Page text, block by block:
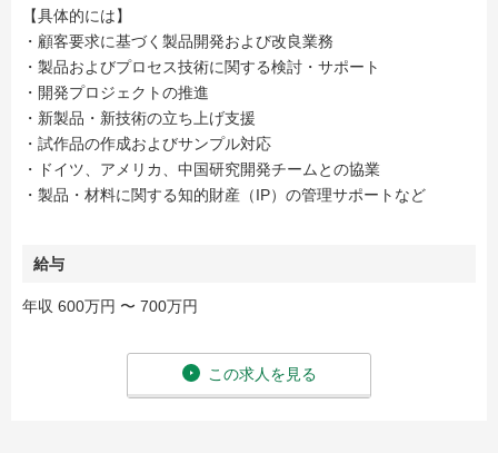
【具体的には】
・顧客要求に基づく製品開発および改良業務
・製品およびプロセス技術に関する検討・サポート
・開発プロジェクトの推進
・新製品・新技術の立ち上げ支援
・試作品の作成およびサンプル対応
・ドイツ、アメリカ、中国研究開発チームとの協業
・製品・材料に関する知的財産（IP）の管理サポートなど
給与
年収 600万円 〜 700万円
この求人を見る